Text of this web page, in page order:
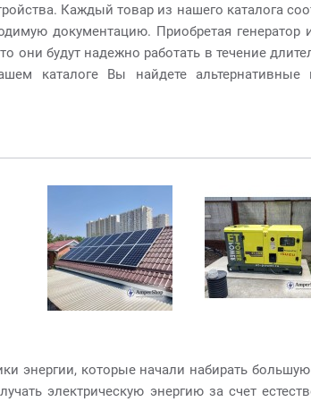
Каждый товар из нашего каталога
документацию. Приобретая генератор
они будут надежно работать в течение
каталоге Вы найдете альтернативные
энергии, которые начали набирать
электрическую энергию за счет